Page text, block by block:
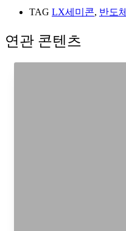
TAG LX세미콘, 반도체
연관 콘텐츠